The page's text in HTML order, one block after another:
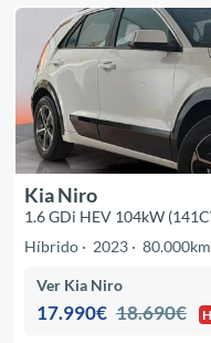
Kia Niro
1.6 GDi HEV 104kW
Híbrido
2023 80.000km
Ver Kia Niro
17.990€ 18.690€